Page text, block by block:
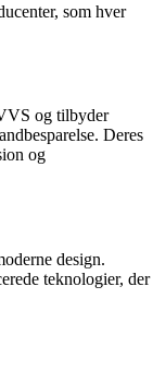
som hver
og tilbyder
Deres
og
design.
teknologier, der